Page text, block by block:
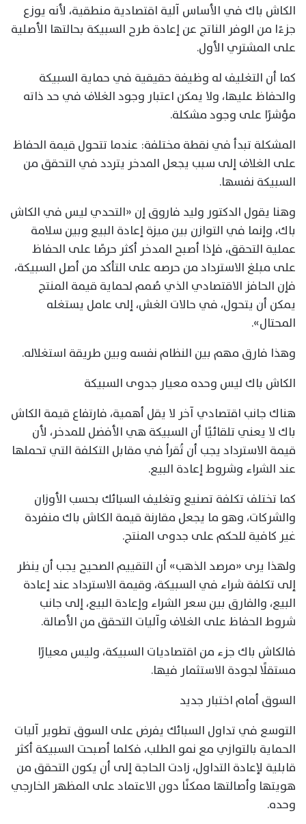
الكاش باك في الأساس آلية اقتصادية منطقية، لأنه يوزع
جزءًا من الوفر الناتج عن إعادة طرح السبيكة بحالتها الأصلية
على المشتري الأول.
كما أن التغليف له وظيفة حقيقية في حماية السبيكة
والحفاظ عليها، ولا يمكن اعتبار وجود الغلاف في حد ذاته
مؤشرًا على وجود مشكلة.
المشكلة تبدأ في نقطة مختلفة: عندما تتحول قيمة الحفاظ
على الغلاف إلى سبب يجعل المدخر يتردد في التحقق من
السبيكة نفسها.
وهنا يقول الدكتور وليد فاروق إن «التحدي ليس في الكاش
باك، وإنما في التوازن بين ميزة إعادة البيع وبين سلامة
عملية التحقق، فإذا أصبح المدخر أكثر حرصًا على الحفاظ
على مبلغ الاسترداد من حرصه على التأكد من أصل السبيكة،
فإن الحافز الاقتصادي الذي صُمم لحماية قيمة المنتج
يمكن أن يتحول، في حالات الغش، إلى عامل يستغله
المحتال».
وهذا فارق مهم بين النظام نفسه وبين طريقة استغلاله.
الكاش باك ليس وحده معيار جدوى السبيكة
هناك جانب اقتصادي آخر لا يقل أهمية، فارتفاع قيمة الكاش
باك لا يعني تلقائيًا أن السبيكة هي الأفضل للمدخر، لأن
قيمة الاسترداد يجب أن تُقرأ في مقابل التكلفة التي تحملها
عند الشراء وشروط إعادة البيع.
كما تختلف تكلفة تصنيع وتغليف السبائك بحسب الأوزان
والشركات، وهو ما يجعل مقارنة قيمة الكاش باك منفردة
غير كافية للحكم على جدوى المنتج.
ولهذا يرى «مرصد الذهب» أن التقييم الصحيح يجب أن ينظر
إلى تكلفة شراء في السبيكة، وقيمة الاسترداد عند إعادة
البيع، والفارق بين سعر الشراء وإعادة البيع، إلى جانب
شروط الحفاظ على الغلاف وآليات التحقق من الأصالة.
فالكاش باك جزء من اقتصاديات السبيكة، وليس معيارًا
مستقلًا لجودة الاستثمار فيها.
السوق أمام اختبار جديد
التوسع في تداول السبائك يفرض على السوق تطوير آليات
الحماية بالتوازي مع نمو الطلب، فكلما أصبحت السبيكة أكثر
قابلية لإعادة التداول، زادت الحاجة إلى أن يكون التحقق من
هويتها وأصالتها ممكنًا دون الاعتماد على المظهر الخارجي
وحده.